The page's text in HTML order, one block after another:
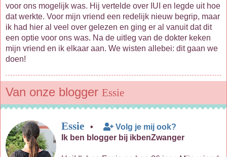
voor ons mogelijk was. Hij vertelde over IUI en legde uit hoe
dat werkte. Voor mijn vriend een redelijk nieuw begrip, maar
ik had hier al veel over gelezen en ging er al vanuit dat dit
een optie voor ons was. Na de uitleg van de dokter keken
mijn vriend en ik elkaar aan. We wisten allebei: dit gaan we
doen!
Van onze blogger Essie
Essie •
Volg je mij ook?
Ik ben blogger bij ikbenZwanger